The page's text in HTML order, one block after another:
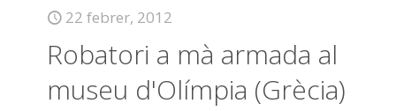
22 febrer, 2012
Robatori a mà armada al
museu d'Olímpia (Grècia)